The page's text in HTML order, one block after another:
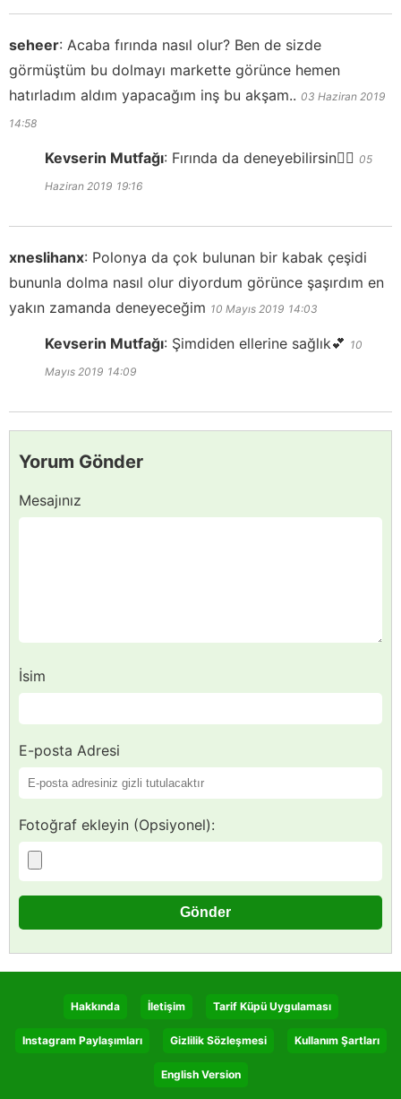
seheer: Acaba fırında nasıl olur? Ben de sizde
görmüştüm bu dolmayı markette görünce hemen
hatırladım aldım yapacağım inş bu akşam.. 03 Haziran 2019
14:58
Kevserin Mutfağı: Fırında da deneyebilirsin👍🏻 05
Haziran 2019 19:16
xneslihanx: Polonya da çok bulunan bir kabak çeşidi
bununla dolma nasıl olur diyordum görünce şaşırdım en
yakın zamanda deneyeceğim 10 Mayıs 2019 14:03
Kevserin Mutfağı: Şimdiden ellerine sağlık💕 10
Mayıs 2019 14:09
Yorum Gönder
Mesajınız
İsim
E-posta Adresi
Fotoğraf ekleyin (Opsiyonel):
Hakkında İletişim Tarif Küpü Uygulaması
Instagram Paylaşımları Gizlilik Sözleşmesi Kullanım Şartları
English Version